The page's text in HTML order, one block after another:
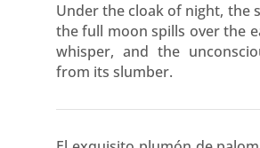
Under the cloak of night, the
the full moon spills over the
whisper, and the
from its slumber.